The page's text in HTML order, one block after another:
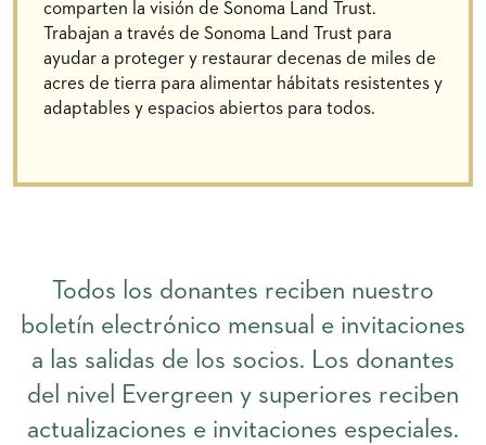
comparten la visión de Sonoma Land Trust.
Trabajan a través de Sonoma Land Trust para
ayudar a proteger y restaurar decenas de miles de
acres de tierra para alimentar hábitats resistentes y
adaptables y espacios abiertos para todos.
Todos los donantes reciben nuestro
boletín electrónico mensual e invitaciones
a las salidas de los socios. Los donantes
del nivel Evergreen y superiores reciben
actualizaciones e invitaciones especiales.